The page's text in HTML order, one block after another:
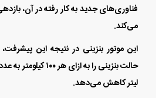
فناوری‌های جدید به کار رفته در آن،
می‌کند.
این موتور بنزینی در نتیجه این
لیتر کاهش می‌دهد.